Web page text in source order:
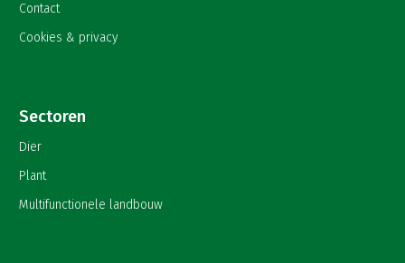
Contact
Cookies & privacy
Sectoren
Dier
Plant
Multifunctionele landbouw